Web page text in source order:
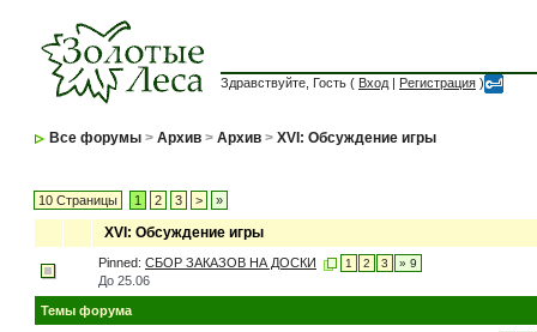
Здравствуйте, Гость ( Вход | Регистрация )
Все форумы > Архив > Архив > XVI: Обсуждение игры
10 Страницы 1 2 3 > »
XVI: Обсуждение игры
Pinned: СБОР ЗАКАЗОВ НА ДОСКИ 1 2 3 » 9
До 25.06
Темы форума